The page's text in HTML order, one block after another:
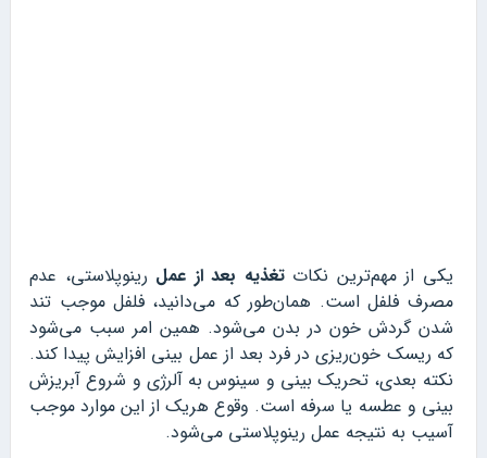
یکی از مهم‌ترین نکاتتغذیه بعد از عمل رینوپلاستی، عدم
مصرف فلفل است. همان‌طور که می‌دانید، فلفل موجب تند
شدن گردش خون در بدن می‌شود. همین امر سبب می‌شود
که ریسک خون‌ریزی در فرد بعد از عمل بینی افزایش پیدا کند.
نکته بعدی، تحریک بینی و سینوس به آلرژی و شروع آبریزش
بینی و عطسه یا سرفه‌ است. وقوع هریک از این موارد موجب
آسیب به نتیجه عمل رینوپلاستی می‌شود.